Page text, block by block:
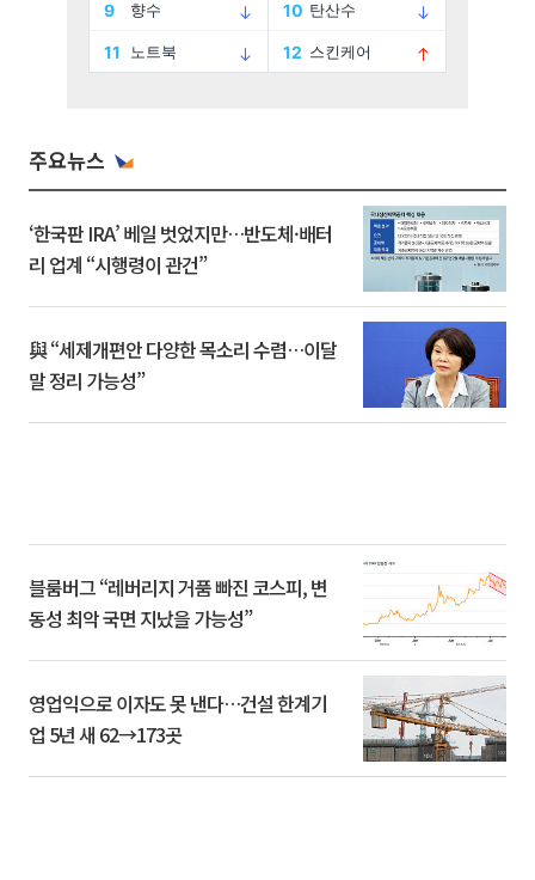
주요뉴스
‘한국판 IRA’ 베일 벗었지만…반도체·배터
리 업계 “시행령이 관건”
與 “세제개편안 다양한 목소리 수렴…이달
말 정리 가능성”
블룸버그 “레버리지 거품 빠진 코스피, 변
동성 최악 국면 지났을 가능성”
영업익으로 이자도 못 낸다…건설 한계기
업 5년 새 62→173곳